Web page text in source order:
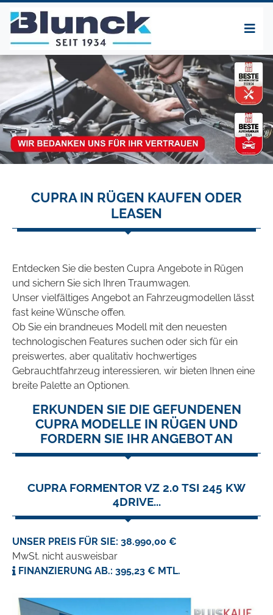
CUPRA IN RÜGEN KAUFEN ODER
LEASEN
Entdecken Sie die besten Cupra Angebote in Rügen
und sichern Sie sich Ihren Traumwagen.
Unser vielfältiges Angebot an Fahrzeugmodellen lässt
fast keine Wünsche offen.
Ob Sie ein brandneues Modell mit den neuesten
technologischen Features suchen oder sich für ein
preiswertes, aber qualitativ hochwertiges
Gebrauchtfahrzeug interessieren, wir bieten Ihnen eine
breite Palette an Optionen.
ERKUNDEN SIE DIE GEFUNDENEN
CUPRA MODELLE IN RÜGEN UND
FORDERN SIE IHR ANGEBOT AN
CUPRA FORMENTOR VZ 2.0 TSI 245 KW
4DRIVE...
UNSER PREIS FÜR SIE: 38.990,00 €
MwSt. nicht ausweisbar
FINANZIERUNG AB.: 395,23 € MTL.